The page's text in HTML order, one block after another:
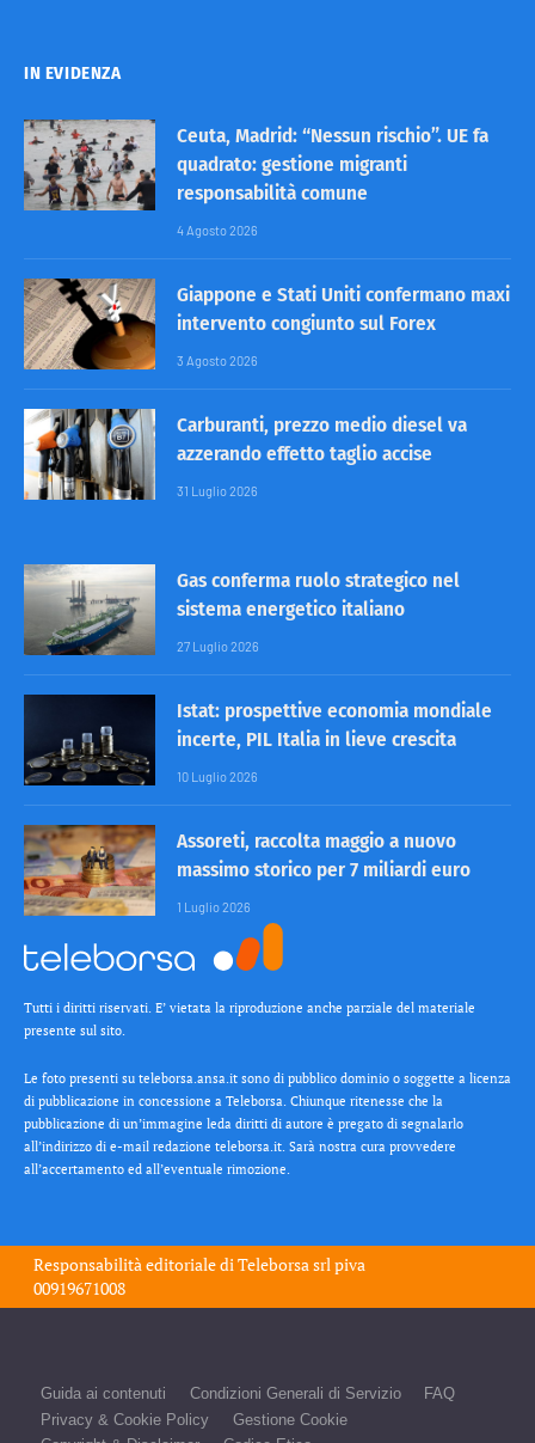
IN EVIDENZA
Ceuta, Madrid: “Nessun rischio”. UE fa
quadrato: gestione migranti
responsabilità comune
4 Agosto 2026
Giappone e Stati Uniti confermano maxi
intervento congiunto sul Forex
3 Agosto 2026
Carburanti, prezzo medio diesel va
azzerando effetto taglio accise
31 Luglio 2026
Gas conferma ruolo strategico nel
sistema energetico italiano
27 Luglio 2026
Istat: prospettive economia mondiale
incerte, PIL Italia in lieve crescita
10 Luglio 2026
Assoreti, raccolta maggio a nuovo
massimo storico per 7 miliardi euro
1 Luglio 2026
Tutti i diritti riservati. E’ vietata la riproduzione anche parziale del materiale
presente sul sito.
Le foto presenti su teleborsa.ansa.it sono di pubblico dominio o soggette a licenza
di pubblicazione in concessione a Teleborsa. Chiunque ritenesse che la
pubblicazione di un’immagine leda diritti di autore è pregato di segnalarlo
all’indirizzo di e-mail redazione teleborsa.it. Sarà nostra cura provvedere
all’accertamento ed all’eventuale rimozione.
Responsabilità editoriale diTeleborsa srlpiva
00919671008
Guida ai contenuti Condizioni Generali di Servizio
FAQ
Privacy & Cookie Policy
Gestione Cookie